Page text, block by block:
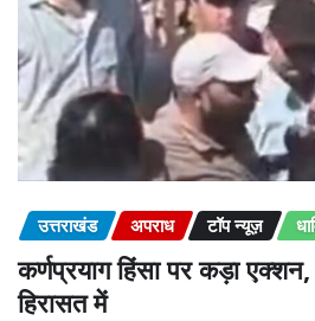
उत्तराखंड अपराध टॉप न्यूज़
कर्णप्रयाग हिंसा पर कड़ा एक्शन,
हिरासत में